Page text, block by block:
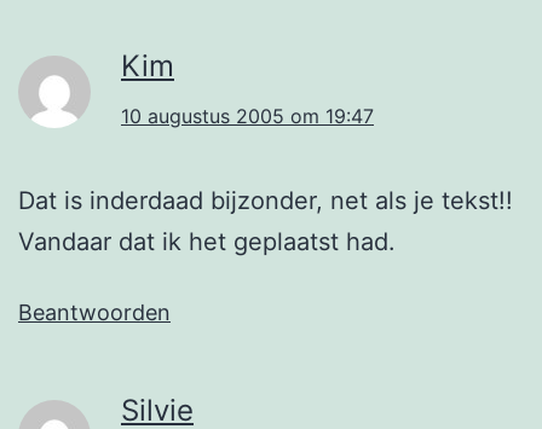
Kim
10 augustus 2005 om 19:47
Dat is inderdaad bijzonder, net als je tekst!!
Vandaar dat ik het geplaatst had.
Beantwoorden
Silvie